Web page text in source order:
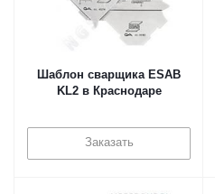
Шаблон сварщика ESAB
KL2 в Краснодаре
Заказать